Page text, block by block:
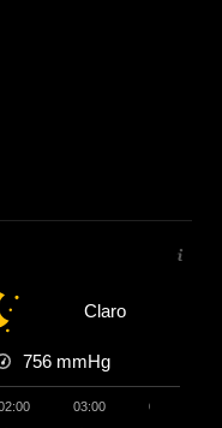
Claro
756 mmHg
03:00 04:00